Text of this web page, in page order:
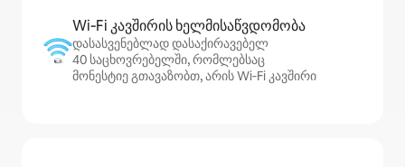
Wi‑Fi კავშირის ხელმისაწვდომობა
დასასვენებლად დასაქირავებელ
40 საცხოვრებელში, რომლებსაც
მონესტიე გთავაზობთ, არის Wi‑Fi კავშირი